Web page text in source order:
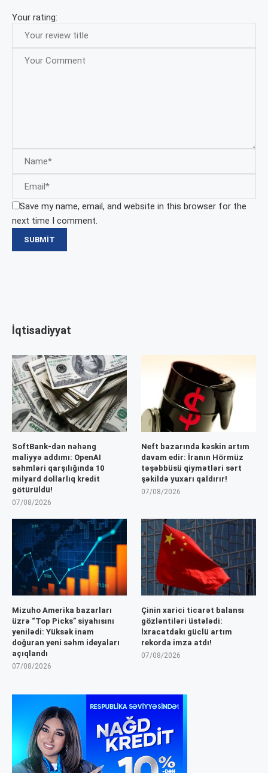
Your rating:
Save my name, email, and website in this browser for the
next time I comment.
İqtisadiyyat
SoftBank-dən nəhəng
maliyyə addımı: OpenAI
səhmləri qarşılığında 10
milyard dollarlıq kredit
götürüldü!
07/08/2026
Neft bazarında kəskin artım
davam edir: İranın Hörmüz
təşəbbüsü qiymətləri sərt
şəkildə yuxarı qaldırır!
07/08/2026
Mizuho Amerika bazarları
üzrə “Top Picks” siyahısını
yenilədi: Yüksək inam
doğuran yeni səhm ideyaları
açıqlandı
07/08/2026
Çinin xarici ticarət balansı
gözləntiləri üstələdi:
İxracatdakı güclü artım
rekorda imza atdı!
07/08/2026